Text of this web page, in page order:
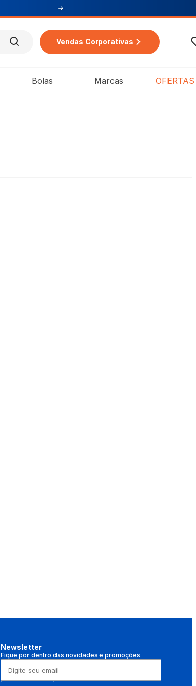
Vendas Corporativas
Bolas Marcas OFERTAS
Newsletter
Fique por dentro das novidades e promoções